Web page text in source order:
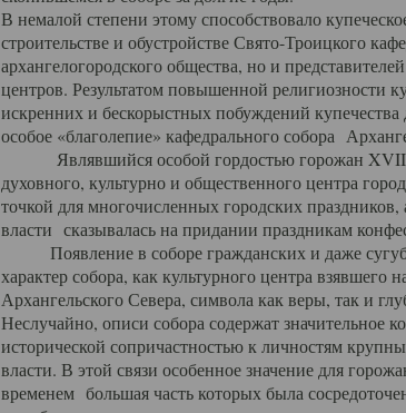
В немалой степени этому способствовало
строительстве и обустройстве Свято-Троицкого
архангелогородского общества, но и
центров. Результатом повышенной религиозности
искренних и бескорыстных побуждений купечества
особое «благолепие» кафедрального собора
Являвшийся особой гордостью горожан XVIII
духовного, культурно и общественного центра
точкой для многочисленных городских
власти сказывалась на придании праздникам
Появление в соборе гражданских и даже
характер собора, как культурного центра
Архангельского Севера, символа как веры, так и
Неслучайно, описи собора содержат значительное
исторической сопричастностью к личностям
власти. В этой связи особенное значение для
временем большая часть которых была